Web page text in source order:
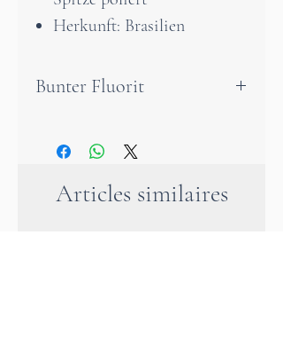
Herkunft: Brasilien
Bunter Fluorit
die Wirkung fast aller
Heilsteine in sich vereinen
und zur inneren Harmonie
Articles similaires